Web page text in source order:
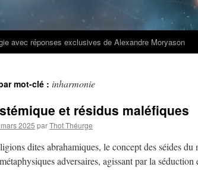
avec réponses exclusives de Alexandre Moryason
mot-clé : inharmonie
et résidus maléfiques
2025 parThot Théurge
dites abrahamiques, le concept des séides du
adversaires, agissant par la